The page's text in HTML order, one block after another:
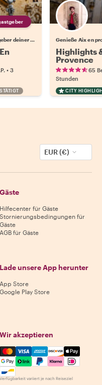
Genieße Aix en provence mit einem Gastgeber deiner Wahl
• 3
Genieße Aix en
Highlights
Provence
65
Stunden
CITY
EUR (€)
Gäste
Hilfecenter für Gäste
Stornierungsbedingungen für
Gäste
AGB für Gäste
Lade unsere App herunter
App Store
Google Play Store
Wir akzeptieren
Mastercard, Visa, Amex,
Verfügbarkeit variiert je nach Reiseziel